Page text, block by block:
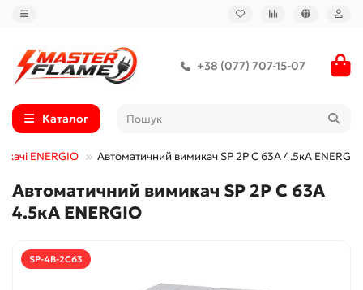
+38 (077) 707-15-07
Каталог
ENERGIO Автоматичний вимикач SP 2P C 63А 4.5кА ENERGIO
Автоматичний вимикач SP 2P C 63А
4.5кА ENERGIO
SP-4B-2C63